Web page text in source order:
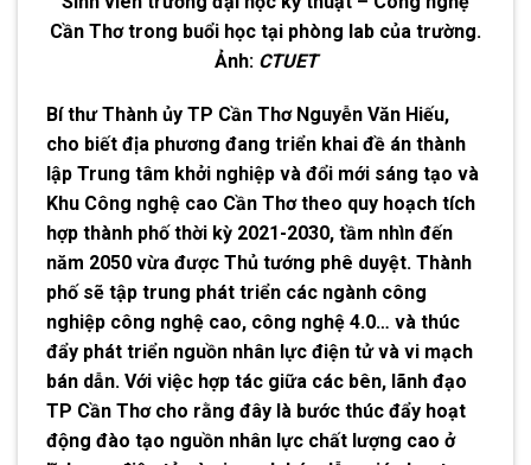
Cần Thơ trong buổi học tại phòng lab của trường.
Ảnh: CTUET
Bí thư Thành ủy TP Cần Thơ Nguyễn Văn Hiếu,
cho biết địa phương đang triển khai đề án thành
lập Trung tâm khởi nghiệp và đổi mới sáng tạo và
Khu Công nghệ cao Cần Thơ theo quy hoạch tích
hợp thành phố thời kỳ 2021-2030, tầm nhìn đến
năm 2050 vừa được Thủ tướng phê duyệt. Thành
phố sẽ tập trung phát triển các ngành công
nghiệp công nghệ cao, công nghệ 4.0… và thúc
đẩy phát triển nguồn nhân lực điện tử và vi mạch
bán dẫn. Với việc hợp tác giữa các bên, lãnh đạo
TP Cần Thơ cho rằng đây là bước thúc đẩy hoạt
động đào tạo nguồn nhân lực chất lượng cao ở